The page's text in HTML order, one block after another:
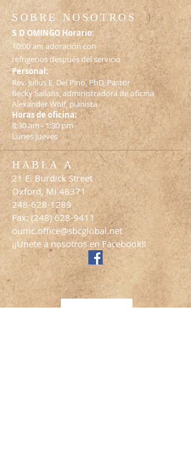
SOBRE NOSOTROS
HABLA A
S D OMINGO Horario:
10:00 am adoración con
refrigerios después del servicio
Personal:
Rev. Julius E. Del Pino, PhD, Pastor
Becky Sallans, administradora de oficina
Alexander Wolf, pianista
Horas de oficina:
8:30 am - 1:30 pm
Lunes jueves
21 E. Burdick Street
Oxford, MI 48371
248-628-1289
Fax: (248) 628-9411
oumc.office@sbcglobal.net
¡¡Únete a nosotros en Facebook!!